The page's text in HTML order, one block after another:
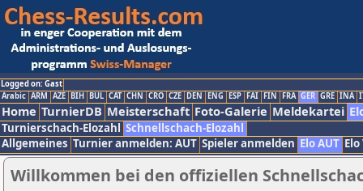
Logged on: Gast
Arabic ARM AZE BIH BUL CAT CHN CRO CZE DEN ENG ESP FAI FIN FRA GER GRE INA
Home TurnierDB Meisterschaft Foto-Galerie Meldekartei
Turnierschach-Elozahl Schnellschach-Elozahl
Allgemeines Turnier anmelden: AUT Spieler anmelden Elo AUT
Willkommen bei den offiziellen